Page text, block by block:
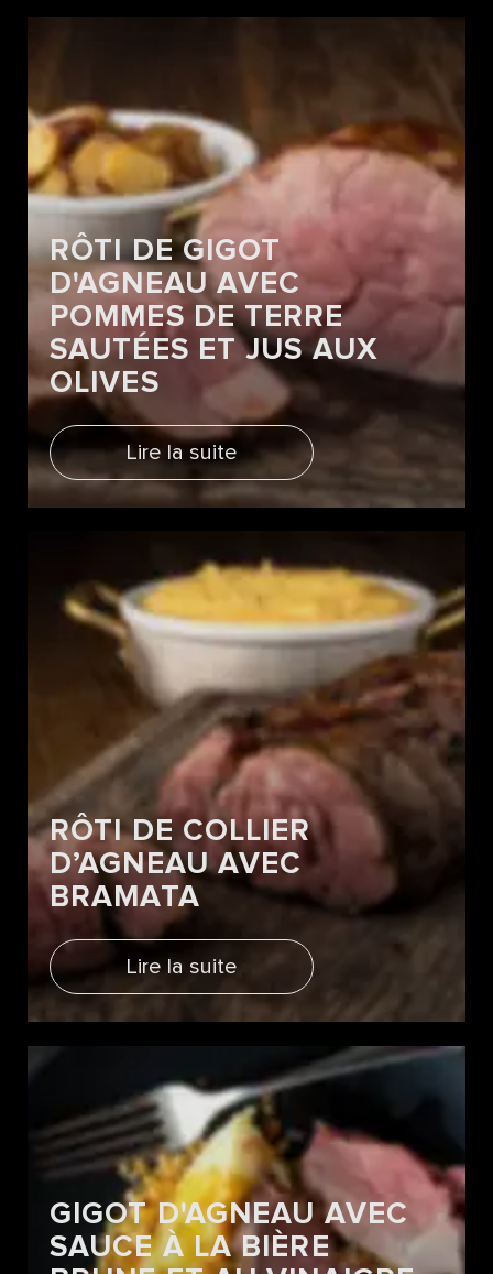
RÔTI DE GIGOT
D'AGNEAU AVEC
POMMES DE TERRE
SAUTÉES ET JUS AUX
OLIVES
Lire la suite
RÔTI DE COLLIER
D’AGNEAU AVEC
BRAMATA
Lire la suite
GIGOT D'AGNEAU AVEC
SAUCE À LA BIÈRE